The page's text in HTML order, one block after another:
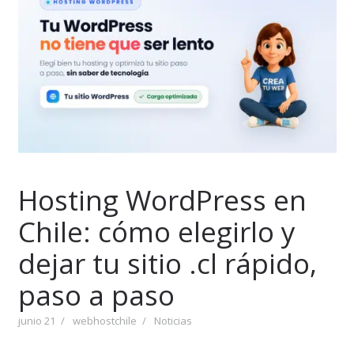
Hosting WordPress en
Chile: cómo elegirlo y
dejar tu sitio .cl rápido,
paso a paso
junio 21 webhostchile Noticias